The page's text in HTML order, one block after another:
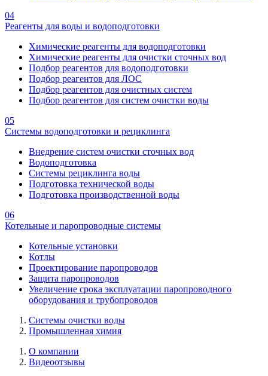
04
Реагенты для воды и водоподготовки
Химические реагенты для водоподготовки
Химические реагенты для очистки сточных вод
Подбор реагентов для водоподготовки
Подбор реагентов для ЛОС
Подбор реагентов для очистных систем
Подбор реагентов для систем очистки воды
05
Системы водоподготовки и рециклинга
Внедрение систем очистки сточных вод
Водоподготовка
Системы рециклинга воды
Подготовка технической воды
Подготовка производственной воды
06
Котельные и паропроводные системы
Котельные установки
Котлы
Проектирование паропроводов
Защита паропроводов
Увеличение срока эксплуатации паропроводного
оборудования и трубопроводов
Системы очистки воды
Промышленная химия
О компании
Видеоотзывы